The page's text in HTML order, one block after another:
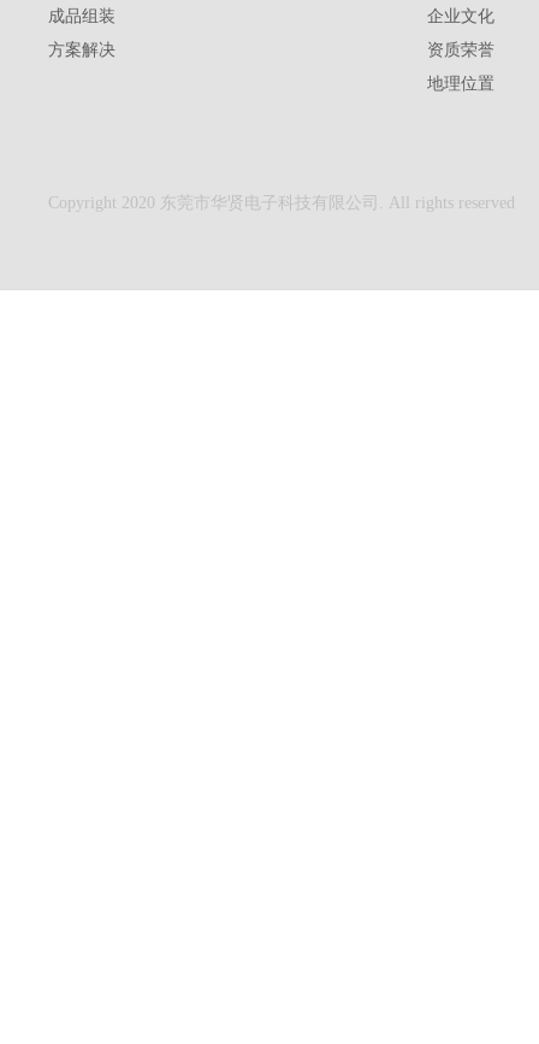
成品组装
方案解决
企业文化
资质荣誉
地理位置
Copyright 2020 东莞市华贤电子科技有限公司. All rights reserved